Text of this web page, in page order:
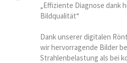
„Effiziente Diagnose dank
Bildqualität“
Dank unserer digitalen
wir hervorragende Bilder
Strahlenbelastung als bei